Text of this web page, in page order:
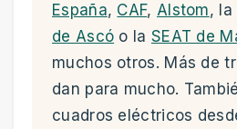
España, CAF, Alstom, la
de Ascó o la SEAT de
muchos otros. Más de
dan para mucho.
cuadros eléctricos